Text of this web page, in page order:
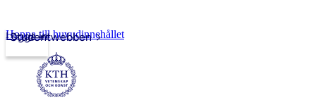
Studentwebben
Logga in
Hoppa till huvudinnehållet